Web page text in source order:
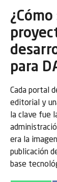
para
Cada portal
editorial y
la clave fue
era la
publicación
base